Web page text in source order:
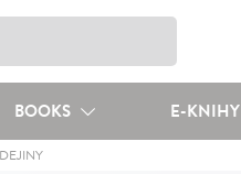
BOOKS E-KNIHY